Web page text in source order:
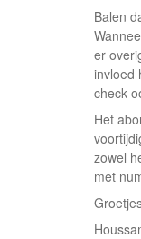
Balen
er
invloed
check
Het
zowel
met